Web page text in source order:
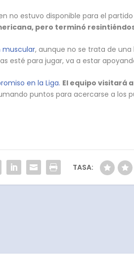
no estuvo disponible para el
pero terminó
muscular, aunque no se trata de una
esté para jugar, va a estar
en la Liga. El equipo visitará
puntos para acercarse a los
TASA: